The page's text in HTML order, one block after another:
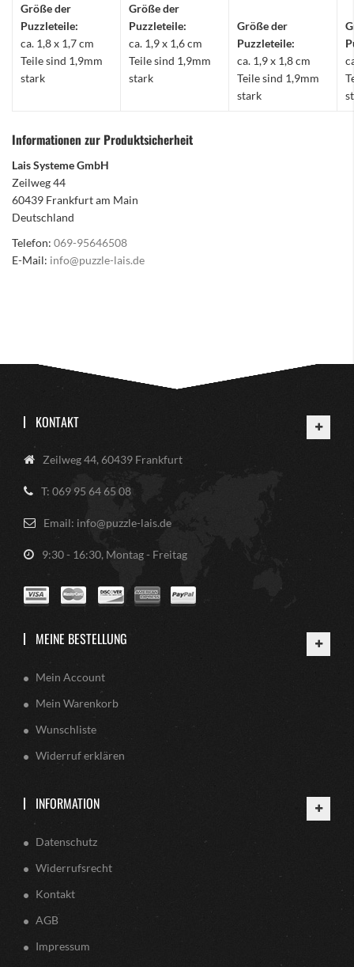
Größe der
Puzzleteile:
ca. 1,8 x 1,7 cm
Teile sind 1,9mm
stark
Größe der
Puzzleteile:
ca. 1,9 x 1,6 cm
Teile sind 1,9mm
stark
Größe der
Puzzleteile:
ca. 1,9 x 1,8 cm
Teile sind 1,9mm
stark
Informationen zur Produktsicherheit
Lais Systeme GmbH
Zeilweg 44
60439 Frankfurt am Main
Deutschland
Telefon: 069-95646508
E-Mail: info@puzzle-lais.de
KONTAKT
Zeilweg 44, 60439 Frankfurt
T: 069 95 64 65 08
Email: info@puzzle-lais.de
9:30 - 16:30, Montag - Freitag
MEINE BESTELLUNG
Mein Account
Mein Warenkorb
Wunschliste
Widerruf erklären
INFORMATION
Datenschutz
Widerrufsrecht
Kontakt
AGB
Impressum